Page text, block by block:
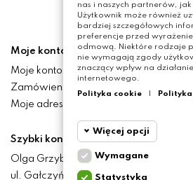
Moje konto
Moje konto
Zamówienia
Moje adresy
Szybki kontakt
Olga Grzyb STILO
ul. Gałczyńskiego 24
nas i naszych partnerów,
Użytkownik może również
bardziej szczegółowych
preferencje przed
odmową. Niektóre rodzaje
nie wymagają zgody
znaczący wpływ na
internetowego.
Polityka cookie
Więcej opcji
Wymagane
Wymagane
Statystyka